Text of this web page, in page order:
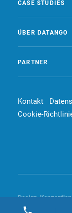
CASE STUDIES
ÜBER DATANGO
PARTNER
Kontakt
Cookie-
Design,
4dd